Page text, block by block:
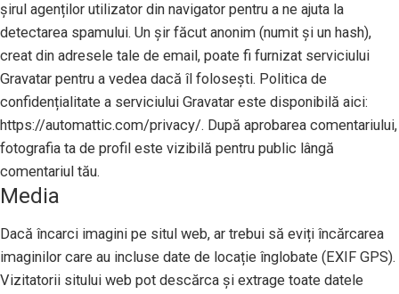
șirul agenților utilizator din navigator pentru a ne ajuta la
detectarea spamului. Un șir făcut anonim (numit și un hash),
creat din adresele tale de email, poate fi furnizat serviciului
Gravatar pentru a vedea dacă îl folosești. Politica de
confidențialitate a serviciului Gravatar este disponibilă aici:
https://automattic.com/privacy/. După aprobarea comentariului,
fotografia ta de profil este vizibilă pentru public lângă
comentariul tău.
Media
Dacă încarci imagini pe situl web, ar trebui să eviți încărcarea
imaginilor care au incluse date de locație înglobate (EXIF GPS).
Vizitatorii sitului web pot descărca și extrage toate datele